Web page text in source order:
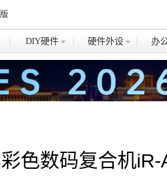
DIY硬件 硬件外设 办
色数码复合机iR-